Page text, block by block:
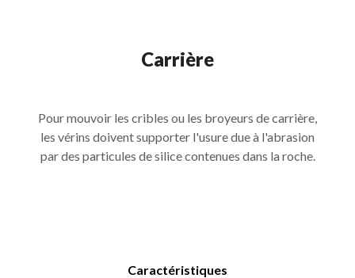
Carrière
Pour mouvoir les cribles ou les broyeurs de carrière,
les vérins doivent supporter l'usure due à l'abrasion
par des particules de silice contenues dans la roche.
Caractéristiques